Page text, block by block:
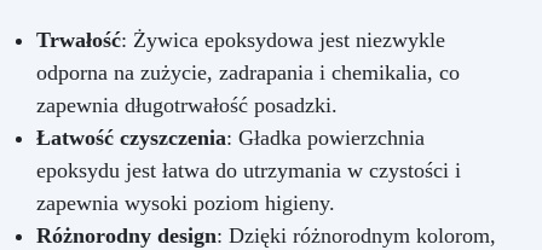
Trwałość: Żywica epoksydowa jest niezwykle
odporna na zużycie, zadrapania i chemikalia, co
zapewnia długotrwałość posadzki.
Łatwość czyszczenia: Gładka powierzchnia
epoksydu jest łatwa do utrzymania w czystości i
zapewnia wysoki poziom higieny.
Różnorodny design: Dzięki różnorodnym kolorom,